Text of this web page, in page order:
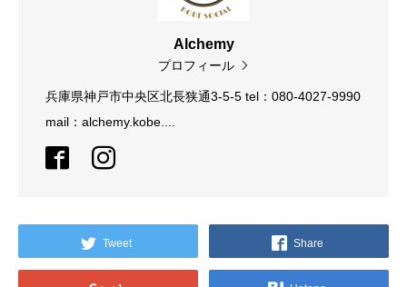
Alchemy
プロフィール
兵庫県神戸市中央区北長狭通3-5-5 tel：080-4027-9990
mail：alchemy.kobe....
Tweet Share